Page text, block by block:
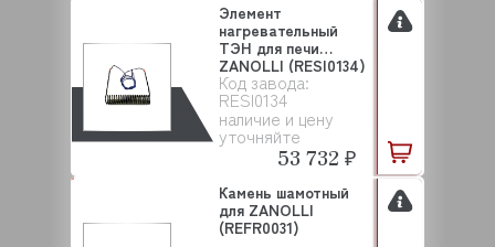
Код завода:
RESI0134
наличие и цену
уточняйте
Элемент
нагревательный
ТЭН для печи
ZANOLLI (RESI0134)
53 732 ₽
Камень шамотный
для ZANOLLI
(REFR0031)